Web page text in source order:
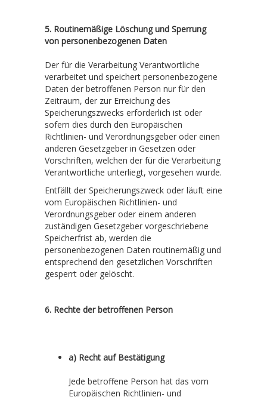
5. Routinemäßige Löschung und Sperrung
von personenbezogenen Daten
Der für die Verarbeitung Verantwortliche
verarbeitet und speichert personenbezogene
Daten der betroffenen Person nur für den
Zeitraum, der zur Erreichung des
Speicherungszwecks erforderlich ist oder
sofern dies durch den Europäischen
Richtlinien- und Verordnungsgeber oder einen
anderen Gesetzgeber in Gesetzen oder
Vorschriften, welchen der für die Verarbeitung
Verantwortliche unterliegt, vorgesehen wurde.
Entfällt der Speicherungszweck oder läuft eine
vom Europäischen Richtlinien- und
Verordnungsgeber oder einem anderen
zuständigen Gesetzgeber vorgeschriebene
Speicherfrist ab, werden die
personenbezogenen Daten routinemäßig und
entsprechend den gesetzlichen Vorschriften
gesperrt oder gelöscht.
6. Rechte der betroffenen Person
a) Recht auf Bestätigung
Jede betroffene Person hat das vom
Europäischen Richtlinien- und